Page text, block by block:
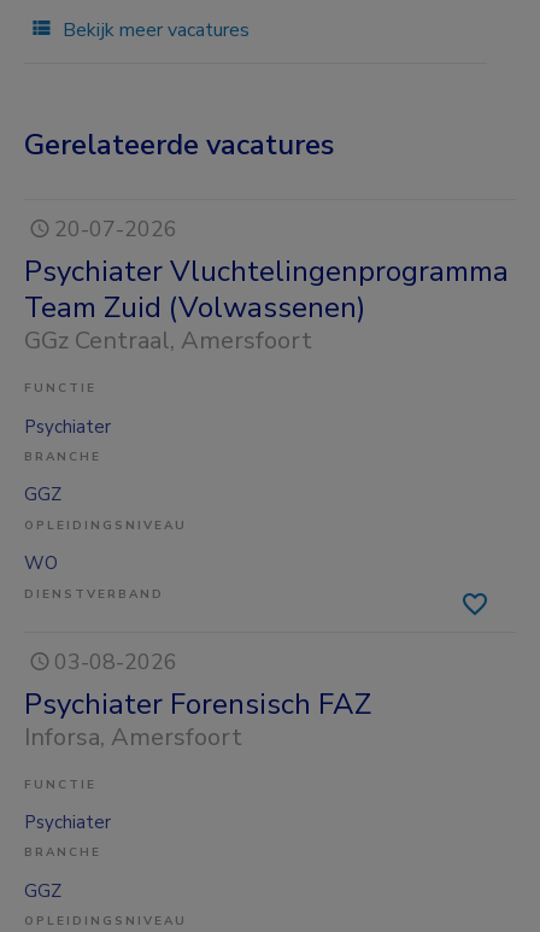
Bekijk meer vacatures
Gerelateerde vacatures
20-07-2026
Psychiater Vluchtelingenprogramma
Team Zuid (Volwassenen)
GGz Centraal, Amersfoort
FUNCTIE
Psychiater
BRANCHE
GGZ
OPLEIDINGSNIVEAU
WO
DIENSTVERBAND
03-08-2026
Psychiater Forensisch FAZ
Inforsa, Amersfoort
FUNCTIE
Psychiater
BRANCHE
GGZ
OPLEIDINGSNIVEAU